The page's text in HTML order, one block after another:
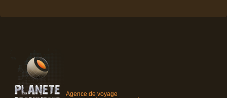
Agence de voyage